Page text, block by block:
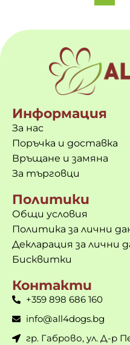
Информация
За нас
Поръчка и доставка
Връщане и замяна
За търговци
Политики
Общи условия
Политика за лични
Декларация за лични
Бисквитки
Контакти
+359 898 686 160
info@all4dogs.bg
гр. Габрово, ул. Д-р